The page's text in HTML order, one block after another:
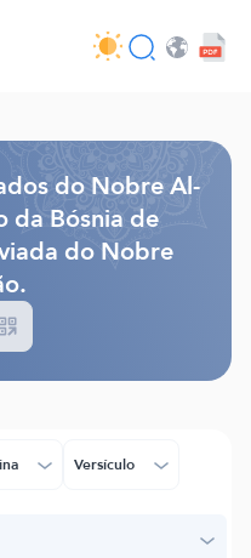
- API
do Nobre Al-
da Bósnia de
do Nobre
Versículo